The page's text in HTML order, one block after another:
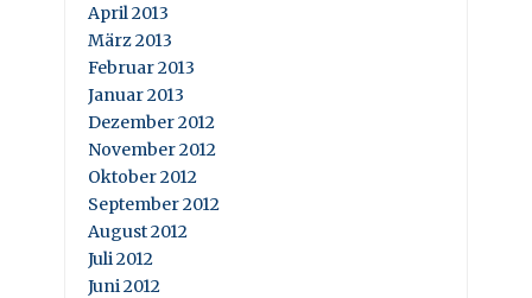
April 2013
März 2013
Februar 2013
Januar 2013
Dezember 2012
November 2012
Oktober 2012
September 2012
August 2012
Juli 2012
Juni 2012